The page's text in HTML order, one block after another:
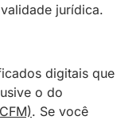
jurídica.
digitais que
o do
. Se você